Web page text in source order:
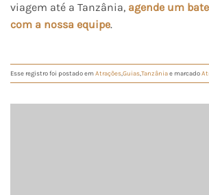
viagem até a Tanzânia, agende um
com a nossa equipe.
Esse registro foi postado emAtraçõesGuiasTanzâniae marcado